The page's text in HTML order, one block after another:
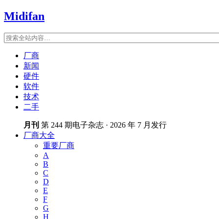
Midifan
厂商
新闻
硬件
软件
技术
二手
月刊 第 244 期电子杂志 · 2026 年 7 月发行
厂商大全
重要厂商
A
B
C
D
E
F
G
H